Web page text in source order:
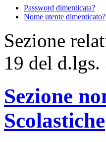
Password dimenticata?
Nome utente dimenticato?
Sezione
19 del d.lgs.
Sezione
Scolastiche